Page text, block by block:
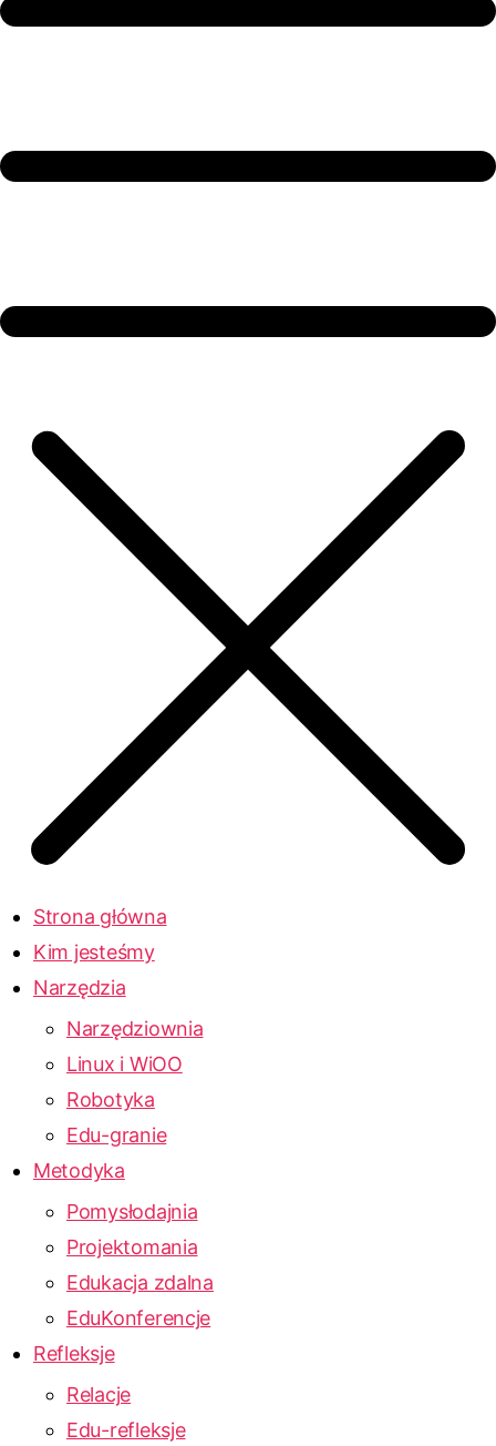
Strona główna
Kim jesteśmy
Narzędzia
Narzędziownia
Linux i WiOO
Robotyka
Edu-granie
Metodyka
Pomysłodajnia
Projektomania
Edukacja zdalna
EduKonferencje
Refleksje
Relacje
Edu-refleksje